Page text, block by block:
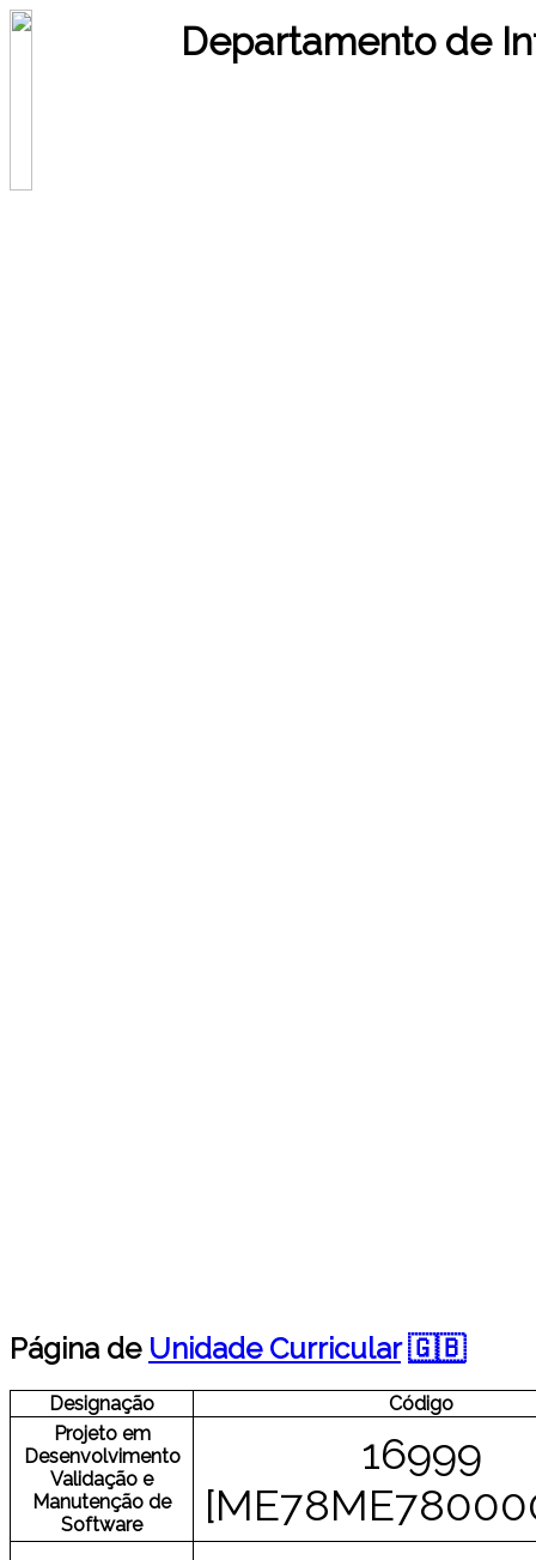
Departamento de
Página de Unidade Curricular 🇬🇧
Designação
Código
Projeto em
Desenvolvimento
Validação e
Manutenção de
Software
16999